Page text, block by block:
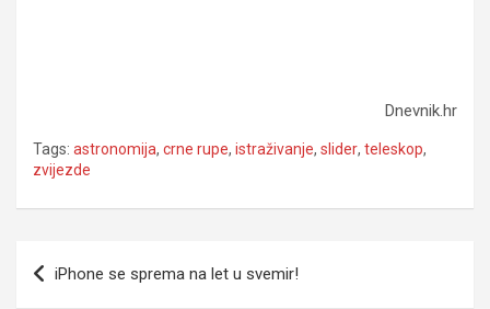
Dnevnik.hr
Tags: astronomija, crne rupe, istraživanje, slider, teleskop,
zvijezde
Navigacija
članaka
iPhone se sprema na let u svemir!